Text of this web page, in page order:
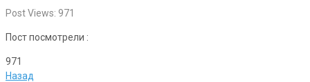
Post Views: 971
Пост посмотрели :
971
Назад